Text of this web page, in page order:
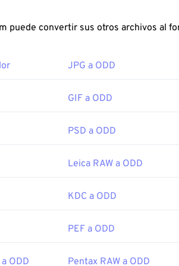
comunes para abrir archivos TIFF son
puedes usar nuestro conversor de
también son útiles para
JPG a ODD
GIF a ODD
PSD a ODD
Leica RAW a ODD
KDC a ODD
PEF a ODD
ODD Pentax RAW a ODD